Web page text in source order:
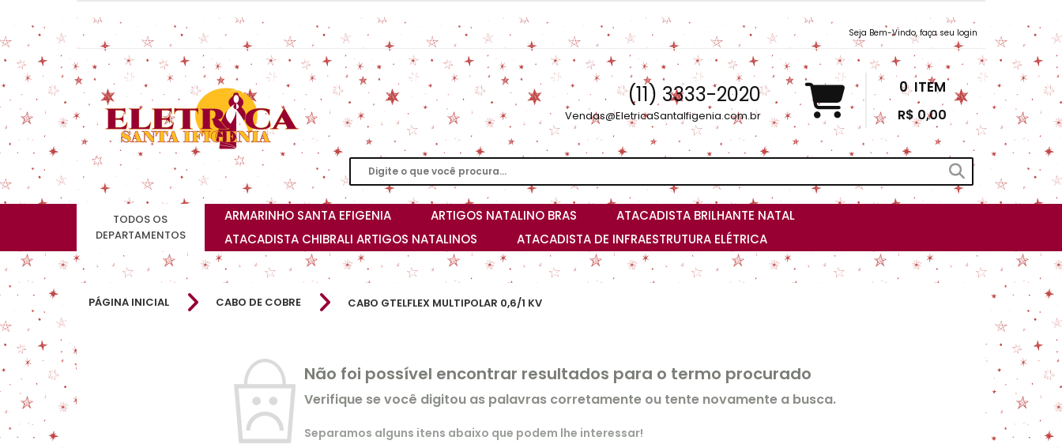
Seja Bem-Vindo, faça seu login
(11) 3333-2020
Vendas@EletricaSantaIfigenia.com.br
0 ITEM
R$ 0,00
TODOS OS
DEPARTAMENTOS
ARMARINHO SANTA EFIGENIA ARTIGOS NATALINO BRAS
ATACADISTA BRILHANTE NATAL
ATACADISTA CHIBRALI ARTIGOS NATALINOS
ATACADISTA DE INFRAESTRUTURA ELÉTRICA
PÁGINA INICIAL CABO DE COBRE CABO GTELFLEX MULTIPOLAR 0,6/1 KV
Não foi possível encontrar resultados para o termo procurado
Verifique se você digitou as palavras corretamente ou tente novamente a busca.
Separamos alguns itens abaixo que podem lhe interessar!